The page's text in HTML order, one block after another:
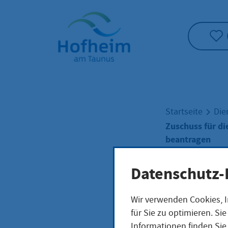
Startseite"
Startseite
Zuschuss für
beantragen
Wir verwenden
für Sie zu optimieren.